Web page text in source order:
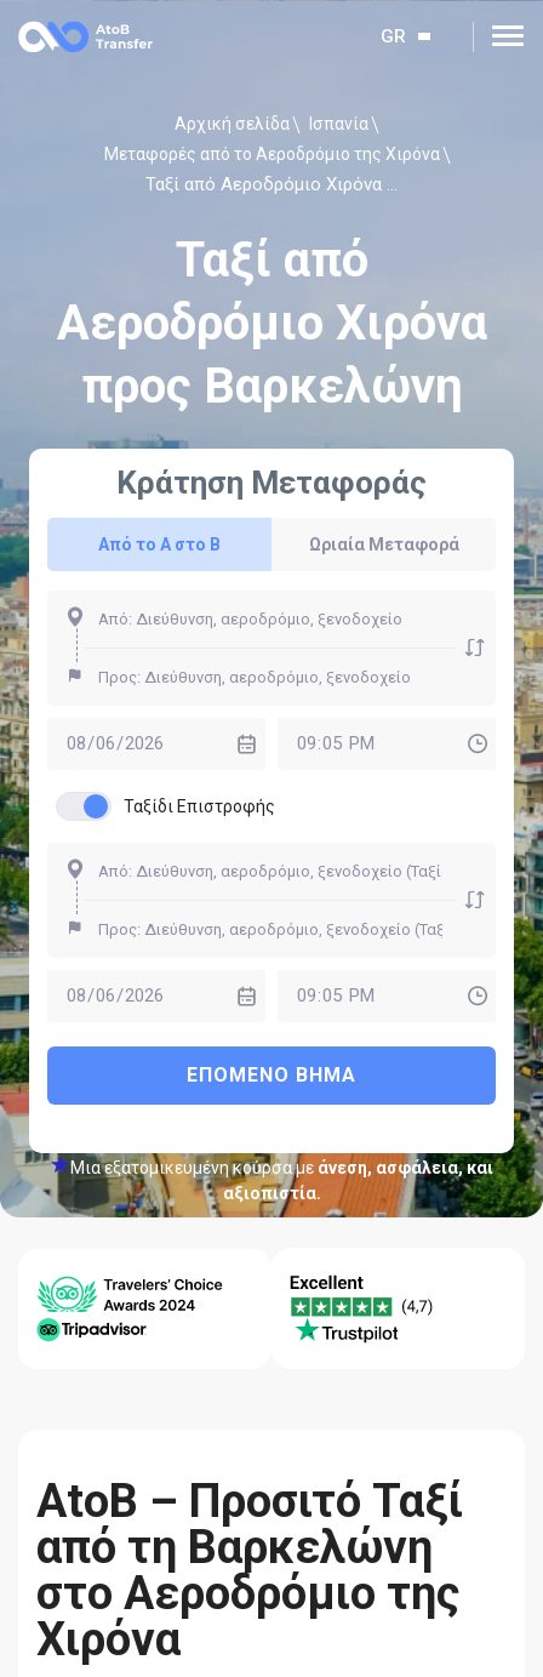
GR
Αρχική σελίδα
Ισπανία
Μεταφορές από το Αεροδρόμιο της Χιρόνα
Ταξί από Αεροδρόμιο Χιρόνα προς Βαρκελώνη
Ταξί από
Αεροδρόμιο Χιρόνα
προς Βαρκελώνη
Κράτηση Μεταφοράς
Από το Α στο Β Ωριαία Μεταφορά
Ταξίδι Επιστροφής
ΕΠΌΜΕΝΟ ΒΉΜΑ
Μια εξατομικευμένη κούρσα με άνεση, ασφάλεια, και
αξιοπιστία.
βοήθειας
24/7
Χαμηλότερης
AtoB – Προσιτό Ταξί
από τη Βαρκελώνη
στο Αεροδρόμιο της
Χιρόνα